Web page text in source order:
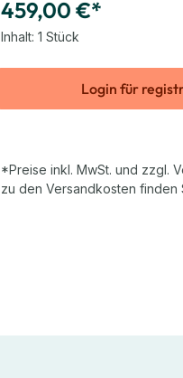
459,00 €*
Inhalt: 1 Stück
Login für
*Preise inkl. MwSt. und zzgl.
zu den Versandkosten finden